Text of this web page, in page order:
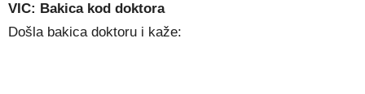
VIC: Bakica kod doktora
Došla bakica doktoru i kaže: